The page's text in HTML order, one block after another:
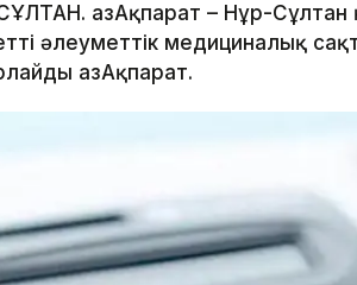
ҚазАқпарат – Нұр-
әлеуметтік медициналық
ҚазАқпарат.